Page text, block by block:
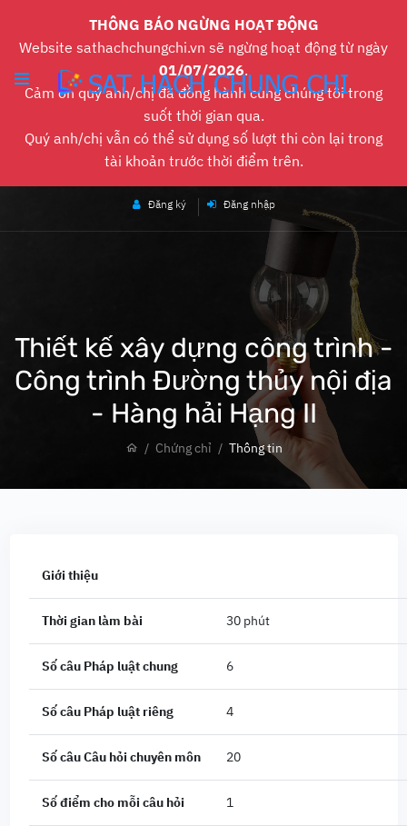
THÔNG BÁO NGỪNG HOẠT ĐỘNG
Website sathachchungchi.vn sẽ ngừng hoạt động từ ngày
01/07/2026.
Cảm ơn quý anh/chị đã đồng hành cùng chúng tôi trong
suốt thời gian qua.
Quý anh/chị vẫn có thể sử dụng số lượt thi còn lại trong
tài khoản trước thời điểm trên.
Đăng ký Đăng nhập
Thiết kế xây dựng công trình -
Công trình Đường thủy nội địa
- Hàng hải Hạng II
Chứng chỉ Thông tin
Giới thiệu
Thời gian làm bài 30 phút
Số câu Pháp luật chung 6
Số câu Pháp luật riêng 4
Số câu Câu hỏi chuyên môn 20
Số điểm cho mỗi câu hỏi 1